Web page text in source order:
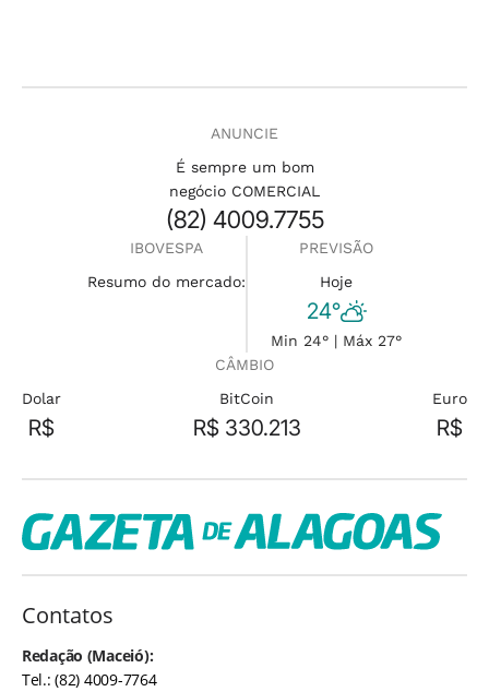
ANUNCIE
É sempre um bom
negócio COMERCIAL
(82) 4009.7755
IBOVESPA
Resumo do mercado:
PREVISÃO
Hoje
24°
Min 24° | Máx 27°
CÂMBIO
Dolar
R$
BitCoin
R$ 330.213
Euro
R$
Contatos
Redação (Maceió):
Tel.: (82) 4009-7764